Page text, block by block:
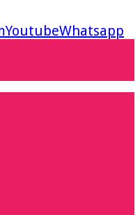
YoutubeWhatsapp